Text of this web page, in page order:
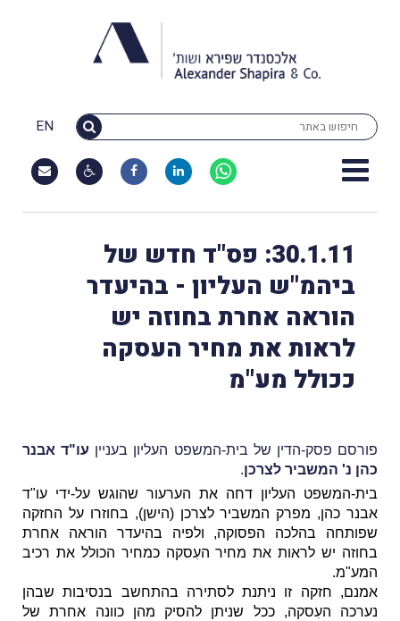
EN
30.1.11: פס"ד חדש של
ביהמ"ש העליון - בהיעדר
הוראה אחרת בחוזה יש
לראות את מחיר העסקה
ככולל מע"מ
פורסם פסק-הדין של בית-המשפט העליון בעניין עו"ד אבנר
כהן נ' המשביר לצרכן.
בית-המשפט העליון דחה את הערעור שהוגש על-ידי עו"ד
אבנר כהן, מפרק המשביר לצרכן (הישן), בחוזרו על החזקה
שפותחה בהלכה הפסוקה, ולפיה בהיעדר הוראה אחרת
בחוזה יש לראות את מחיר העִסקה כמחיר הכולל את רכיב
המע"מ.
אמנם, חזקה זו ניתנת לסתירה בהתחשב בנסיבות שבהן
נערכה העִסקה, ככל שניתן להסיק מהן כוונה אחרת של